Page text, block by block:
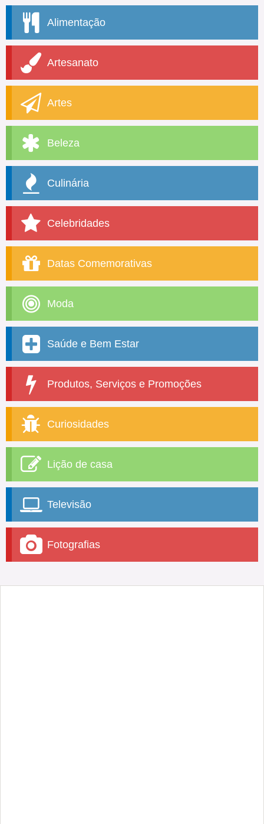
Alimentação
Artesanato
Artes
Beleza
Culinária
Celebridades
Datas Comemorativas
Moda
Saúde e Bem Estar
Produtos, Serviços e Promoções
Curiosidades
Lição de casa
Televisão
Fotografias